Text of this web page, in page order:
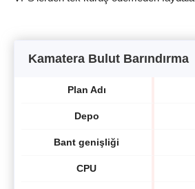
Kamatera Bulut Barındırma
Plan Adı
Depo
Bant genişliği
CPU